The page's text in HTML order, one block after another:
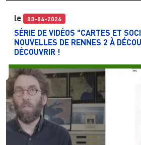
le 03-04-2026
SÉRIE DE VIDÉOS "CARTES ET
NOUVELLES DE RENNES 2 À
DÉCOUVRIR !